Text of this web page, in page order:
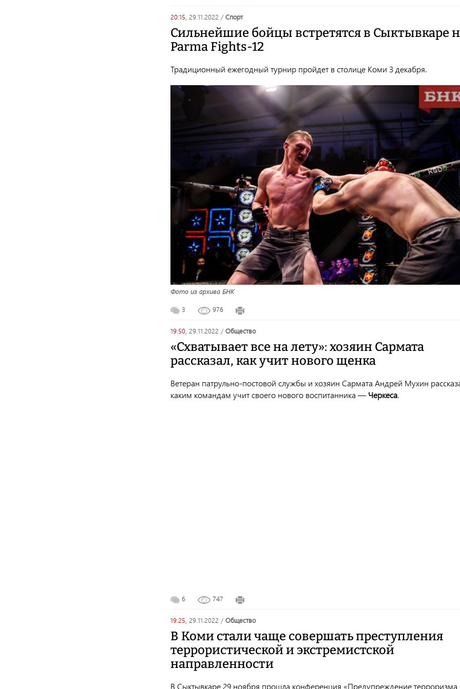
20:15, 29.11.2022 / спорт
Сильнейшие бойцы встретятся в Сыктывкаре
Parma Fights-12
Традиционный ежегодный турнир пройдет в столице Коми 3 декабря.
Фото из архива БНК
3 976
19:50, 29.11.2022 / общество
«Схватывает все на лету»: хозяин Сармата
рассказал, как учит нового щенка
Ветеран патрульно-постовой службы и хозяин Сармата Андрей Мухин
каким командам учит своего нового воспитанника ― Черкеса.
6 747
19:25, 29.11.2022 / общество
В Коми стали чаще совершать преступления
террористической и экстремистской
направленности
В Сыктывкаре 29 ноября прошла конференция «Предупреждение терроризма